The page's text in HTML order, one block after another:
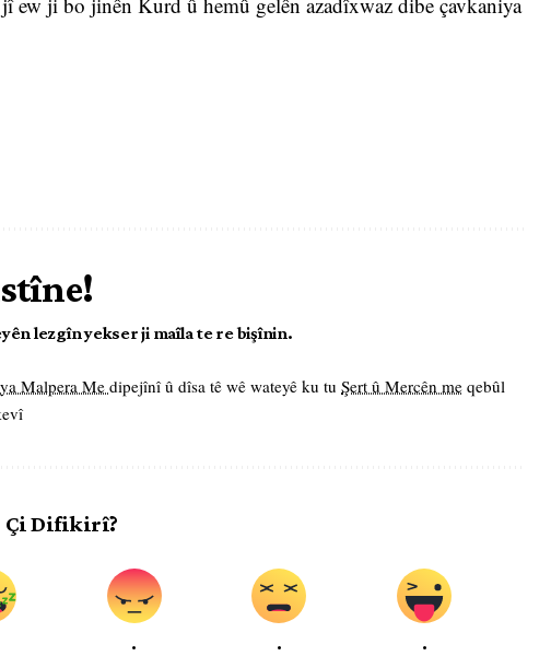
lezgîn yekser ji maîla te re bişînin.
Malpera Me dipejînî û dîsa tê wê wateyê ku tu Şert û Mercên me qebûl
Çi Difikirî?
. . .